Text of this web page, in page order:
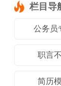
栏目导
公务员
职言
简历